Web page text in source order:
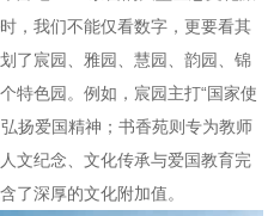
时，我们不能仅看数字，更要看其
了宸园、雅园、慧园、韵园、锦
特色园。例如，宸园主打“国家使
扬爱国精神；书香苑则专为教师
文纪念、文化传承与爱国教育完
了深厚的文化附加值。